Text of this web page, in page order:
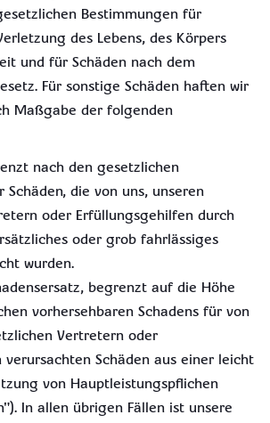
Bestimmungen für
des Lebens, des Körpers
und für Schäden nach dem
Für sonstige Schäden haften wir
Maßgabe der folgenden
nach den gesetzlichen
Schäden, die von uns, unseren
oder Erfüllungsgehilfen durch
oder grob fahrlässiges
wurden.
begrenzt auf die Höhe
vorhersehbaren Schadens für von
Vertretern oder
Schäden aus einer leicht
von Hauptleistungspflichen
In allen übrigen Fällen ist unsere